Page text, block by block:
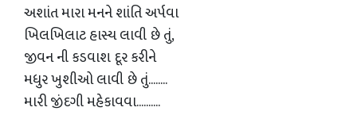
અશાંત મારા મનને શાંતિ અર્પવા
ખિલખિલાટ હાસ્ય લાવી છે તું,
જીવન ની કડવાશ દૂર કરીને
મધુર ખુશીઓ લાવી છે તું........
મારી જીંદગી મહેકાવવા..........